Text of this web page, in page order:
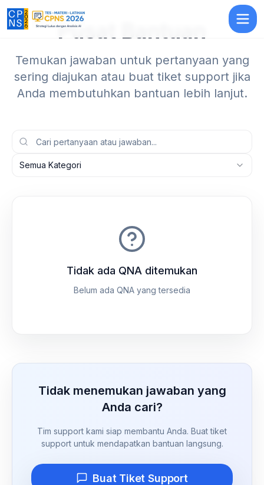
Pusat Bantuan
Temukan jawaban untuk pertanyaan yang
sering diajukan atau buat tiket support jika
Anda membutuhkan bantuan lebih lanjut.
Semua Kategori
Tidak ada QNA ditemukan
Belum ada QNA yang tersedia
Tidak menemukan jawaban yang
Anda cari?
Tim support kami siap membantu Anda. Buat tiket
support untuk mendapatkan bantuan langsung.
Buat Tiket Support